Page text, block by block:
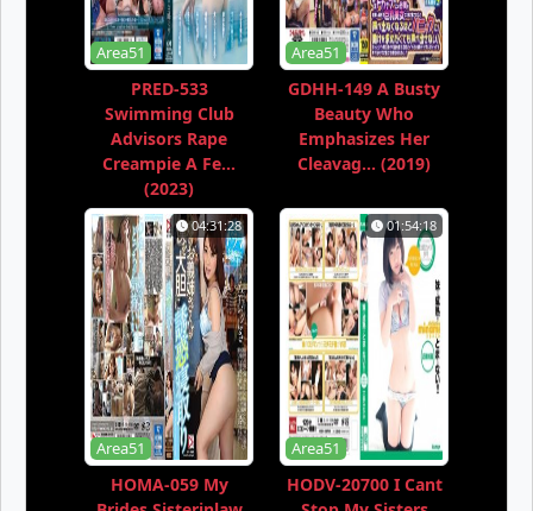
Area51
PRED-533
Swimming Club
Advisors Rape
Creampie A Fe...
(2023)
Area51
GDHH-149 A Busty
Beauty Who
Emphasizes Her
Cleavag... (2019)
04:31:28
Area51
HOMA-059 My
01:54:18
Area51
HODV-20700 I Cant